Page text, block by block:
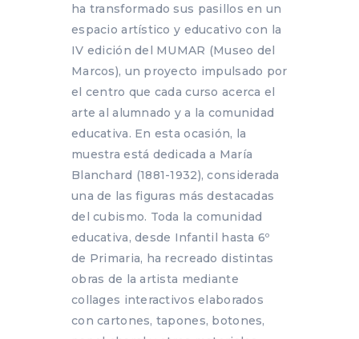
ha transformado sus pasillos en un
espacio artístico y educativo con la
IV edición del MUMAR (Museo del
Marcos), un proyecto impulsado por
el centro que cada curso acerca el
arte al alumnado y a la comunidad
educativa. En esta ocasión, la
muestra está dedicada a María
Blanchard (1881-1932), considerada
una de las figuras más destacadas
del cubismo. Toda la comunidad
educativa, desde Infantil hasta 6º
de Primaria, ha recreado distintas
obras de la artista mediante
collages interactivos elaborados
con cartones, tapones, botones,